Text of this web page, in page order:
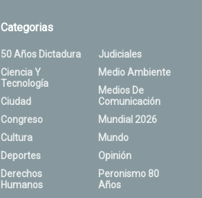
Categorias
50 Años Dictadura
Ciencia Y
Tecnología
Ciudad
Congreso
Cultura
Deportes
Derechos
Humanos
Judiciales
Medio Ambiente
Medios De
Comunicación
Mundial 2026
Mundo
Opinión
Peronismo 80
Años